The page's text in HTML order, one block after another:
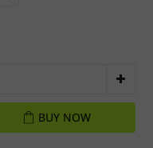
BUY NOW